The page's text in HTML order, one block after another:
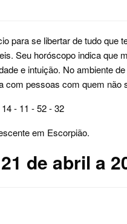
para se libertar de tudo que
Seu horóscopo indica que
e intuição. No ambiente
com pessoas com quem não
14 - 11 - 52 - 32
em Escorpião.
de abril a